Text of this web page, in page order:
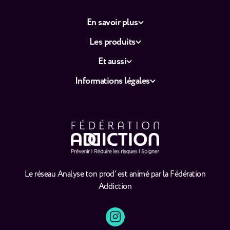
Le réseau Analyse ton prod' est animé par la Fédération
Addiction
En savoir plus
Les produits
Et aussi
Informations légales